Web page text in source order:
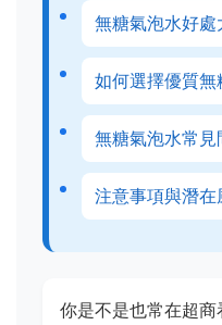
無糖氣泡水好處
如何選擇優質無
無糖氣泡水常見
注意事項與潛在
你是不是也常在超